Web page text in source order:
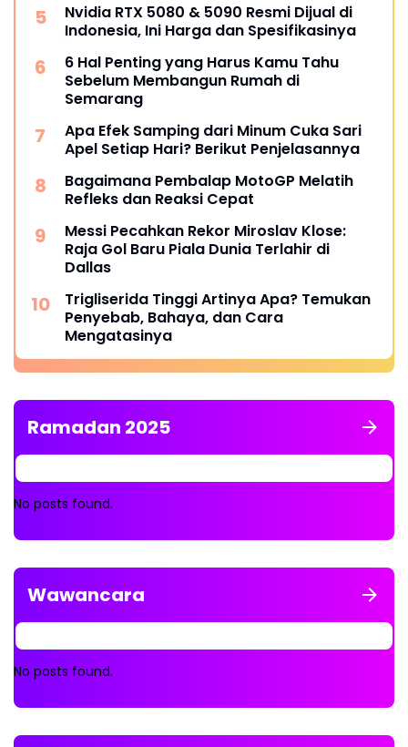
Nvidia RTX 5080 & 5090 Resmi Dijual di
Indonesia, Ini Harga dan Spesifikasinya
6 Hal Penting yang Harus Kamu Tahu
Sebelum Membangun Rumah di
Semarang
Apa Efek Samping dari Minum Cuka Sari
Apel Setiap Hari? Berikut Penjelasannya
Bagaimana Pembalap MotoGP Melatih
Refleks dan Reaksi Cepat
Messi Pecahkan Rekor Miroslav Klose:
Raja Gol Baru Piala Dunia Terlahir di
Dallas
Trigliserida Tinggi Artinya Apa? Temukan
Penyebab, Bahaya, dan Cara
Mengatasinya
Ramadan 2025
No posts found.
Wawancara
No posts found.